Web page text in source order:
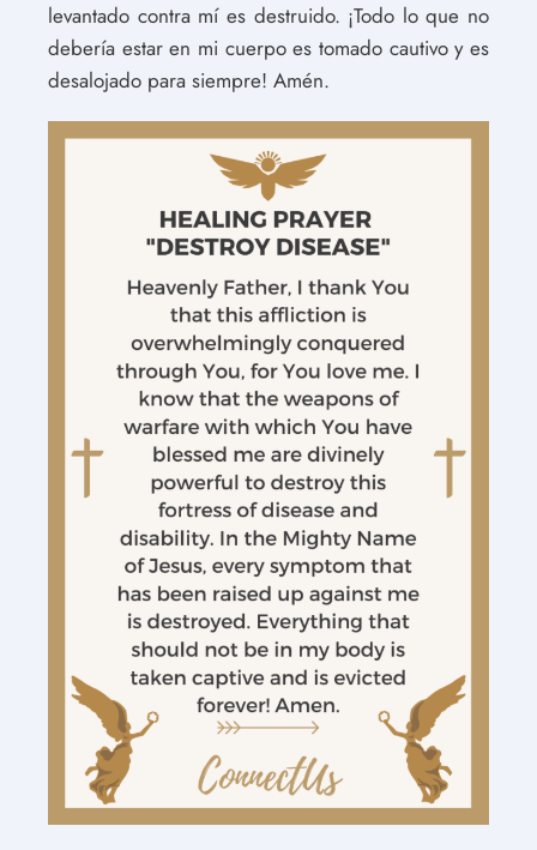
levantado contra mí es destruido. ¡Todo lo que no
debería estar en mi cuerpo es tomado cautivo y es
desalojado para siempre! Amén.